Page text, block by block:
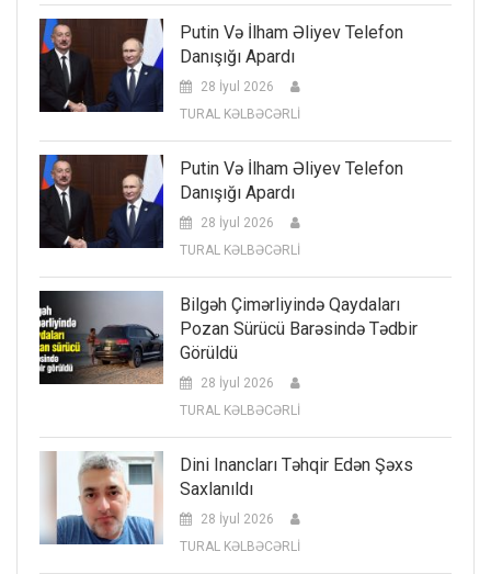
Putin Və İlham Əliyev Telefon
Danışığı Apardı
28 İyul 2026
TURAL KƏLBƏCƏRLİ
Putin Və İlham Əliyev Telefon
Danışığı Apardı
28 İyul 2026
TURAL KƏLBƏCƏRLİ
Bilgəh Çimərliyində Qaydaları
Pozan Sürücü Barəsində Tədbir
Görüldü
28 İyul 2026
TURAL KƏLBƏCƏRLİ
Dini Inancları Təhqir Edən Şəxs
Saxlanıldı
28 İyul 2026
TURAL KƏLBƏCƏRLİ